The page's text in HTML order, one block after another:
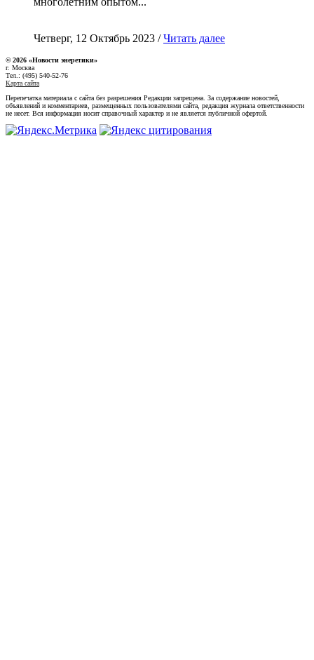
Четверг, 12 Октябрь 2023 /Читать далее
© 2026 «Новости энеретики»
г. Москва
Тел.: (495) 540-52-76
Карта сайта
Перепечатка материала с сайта без разрешения Редакции запрещена. За содержание новостей,
объявлений и комментариев, размещенных пользователями сайта, редакция журнала ответственности
не несет. Вся информация носит справочный характер и не является публичной офертой.